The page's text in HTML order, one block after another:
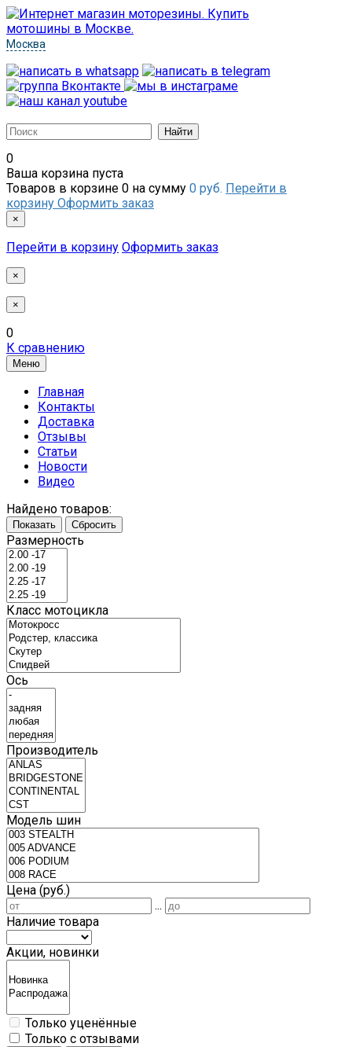
Москва
0
Ваша корзина пуста
Товаров в корзине 0 на сумму 0 руб. Перейти в
корзину Оформить заказ
×
Перейти в корзину Оформить заказ
×
×
0
К сравнению
Меню
Главная
Контакты
Доставка
Отзывы
Статьи
Новости
Видео
Найдено товаров:
Показать Сбросить
Размерность
Класс мотоцикла
Ось
Производитель
Модель шин
Цена (руб.)
...
Наличие товара
Акции, новинки
Только уценённые
Только с отзывами